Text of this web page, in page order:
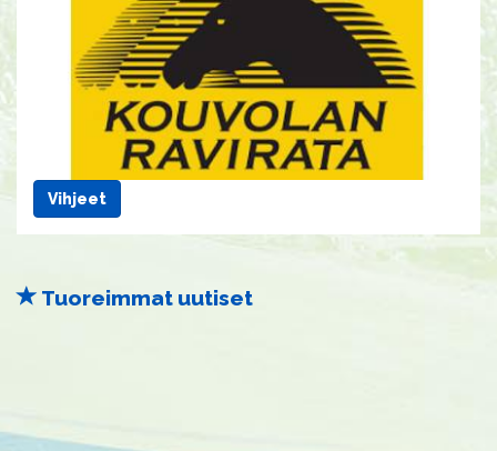
Vihjeet
Tuoreimmat uutiset